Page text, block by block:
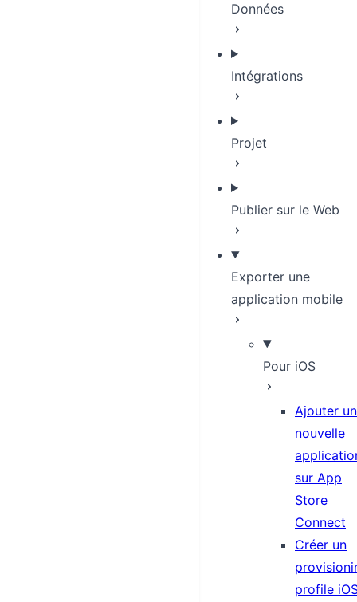
Données
Intégrations
Projet
Publier sur le Web
Exporter une
application mobile
Pour iOS
Ajouter
nouvelle
sur App
Store
Connect
Créer un
profile